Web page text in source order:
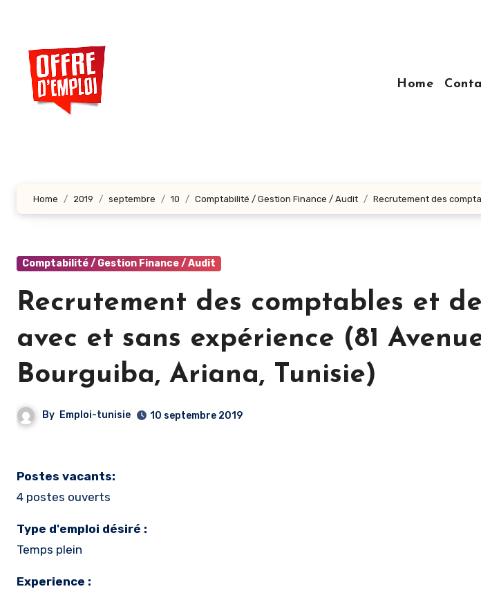
contenu
principal
Home
Home 2019 septembre 10 Comptabilité / Gestion Finance / Audit Recrutement des
Comptabilité / Gestion Finance / Audit
Recrutement des comptables et
avec et sans expérience (81
Bourguiba, Ariana, Tunisie)
By Emploi-tunisie 10 septembre 2019
Postes vacants:
4 postes ouverts
Type d'emploi désiré :
Temps plein
Experience :